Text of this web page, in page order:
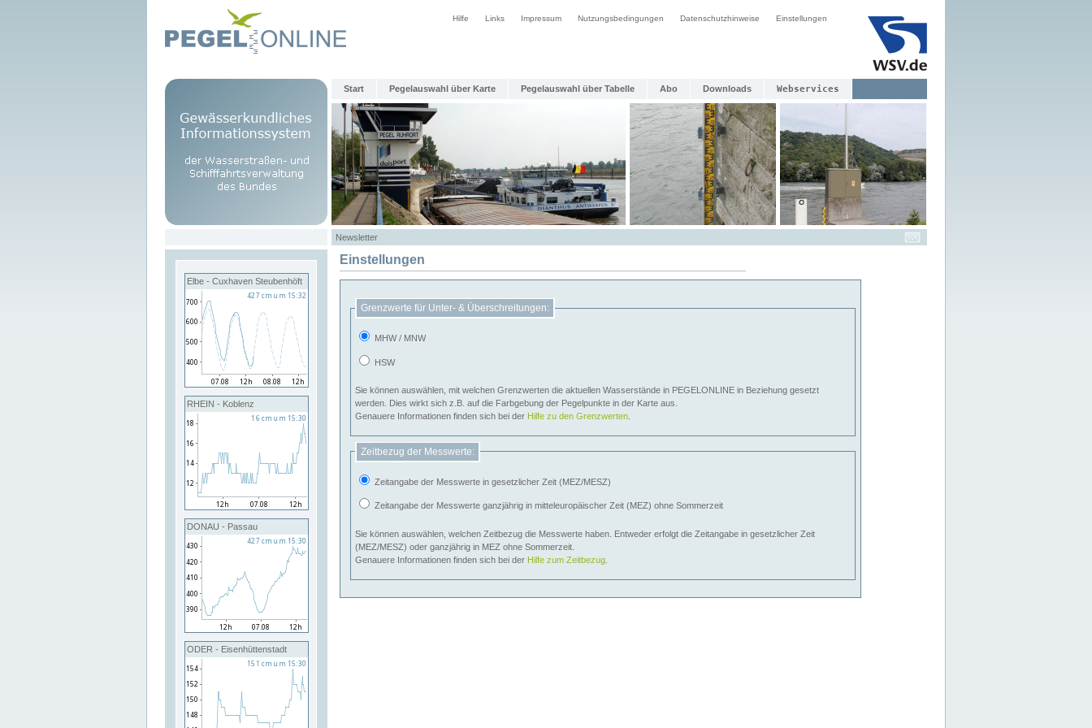
Hilfe Links Impressum Nutzungsbedingungen Datenschutzhinweise Einstellungen
Start Pegelauswahl über Karte Pegelauswahl über Tabelle Abo Downloads Webservices
Newsletter
Elbe - Cuxhaven Steubenhöft
RHEIN - Koblenz
DONAU - Passau
ODER - Eisenhüttenstadt
Einstellungen
Grenzwerte für Unter- & Überschreitungen:
MHW / MNW
HSW
Sie können auswählen, mit welchen Grenzwerten die aktuellen Wasserstände in PEGELONLINE in Beziehung gesetzt
werden. Dies wirkt sich z.B. auf die Farbgebung der Pegelpunkte in der Karte aus.
Genauere Informationen finden sich bei der Hilfe zu den Grenzwerten
Zeitbezug der Messwerte:
Zeitangabe der Messwerte in gesetzlicher Zeit (MEZ/MESZ)
Zeitangabe der Messwerte ganzjährig in mitteleuropäischer Zeit (MEZ) ohne Sommerzeit
Sie können auswählen, welchen Zeitbezug die Messwerte haben. Entweder erfolgt die Zeitangabe in gesetzlicher Zeit
(MEZ/MESZ) oder ganzjährig in MEZ ohne Sommerzeit.
Genauere Informationen finden sich bei der Hilfe zum Zeitbezug